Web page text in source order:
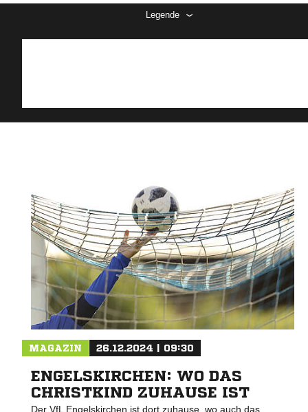
Legende
MAGAZIN 26.12.2024 | 09:30
ENGELSKIRCHEN: WO DAS
CHRISTKIND ZUHAUSE IST
Der VfL Engelskirchen ist dort zuhause, wo auch das